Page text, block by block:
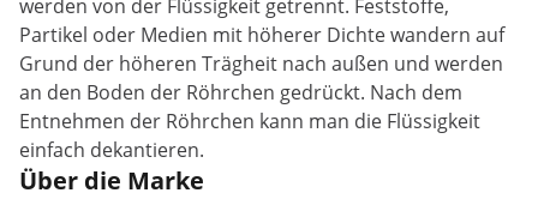
werden von der Flüssigkeit getrennt. Feststoffe,
Partikel oder Medien mit höherer Dichte wandern auf
Grund der höheren Trägheit nach außen und werden
an den Boden der Röhrchen gedrückt. Nach dem
Entnehmen der Röhrchen kann man die Flüssigkeit
einfach dekantieren.
Über die Marke